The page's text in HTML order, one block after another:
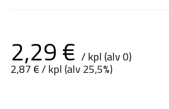
2,29€ / kpl (alv 0)
2,87€/ kpl (alv 25,5%)